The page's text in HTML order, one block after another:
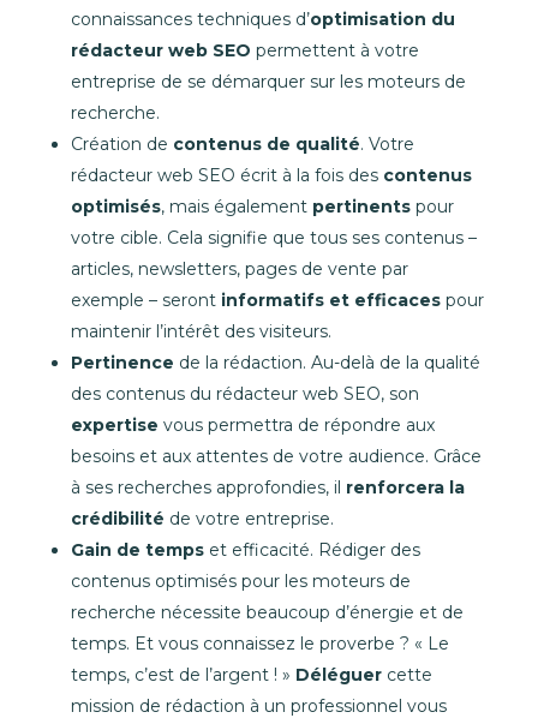
connaissances techniques d’optimisation du
rédacteur web SEO permettent à votre
entreprise de se démarquer sur les moteurs de
recherche.
Création de contenus de qualité. Votre
rédacteur web SEO écrit à la fois des contenus
optimisés, mais également pertinentspour
votre cible. Cela signifie que tous ses contenus –
articles, newsletters, pages de vente par
exemple – seront informatifs et efficacespour
maintenir l’intérêt des visiteurs.
Pertinence de la rédaction. Au-delà de la qualité
des contenus du rédacteur web SEO, son
expertise vous permettra de répondre aux
besoins et aux attentes de votre audience. Grâce
à ses recherches approfondies, il renforcera la
crédibilité de votre entreprise.
Gain de tempset efficacité. Rédiger des
contenus optimisés pour les moteurs de
recherche nécessite beaucoup d’énergie et de
temps. Et vous connaissez le proverbe ? « Le
temps, c’est de l’argent ! » Déléguercette
mission de rédaction à un professionnel vous